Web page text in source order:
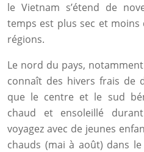
le Vietnam s’étend de
temps est plus sec et
régions.
Le nord du pays,
connaît des hivers frais de
que le centre et le sud
chaud et ensoleillé
voyagez avec de jeunes
chauds (mai à août) dans